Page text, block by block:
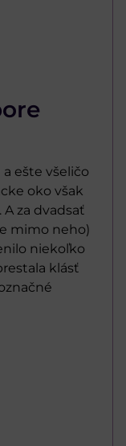
ešte všeličo
oko však
za dvadsať
mimo neho)
niekoľko
klásť